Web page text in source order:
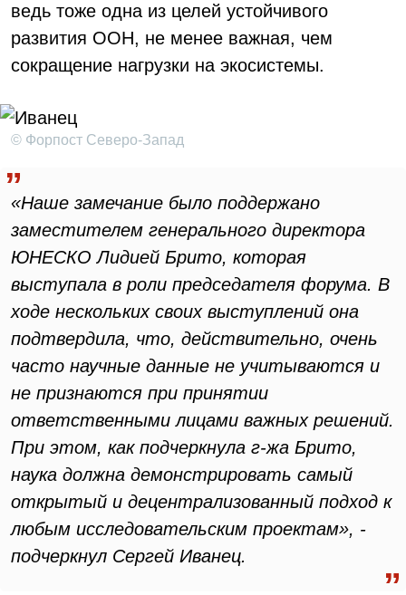
ведь тоже одна из целей устойчивого
развития ООН, не менее важная, чем
сокращение нагрузки на экосистемы.
© Форпост Северо-Запад
«Наше замечание было поддержано
заместителем генерального директора
ЮНЕСКО Лидией Брито, которая
выступала в роли председателя форума. В
ходе нескольких своих выступлений она
подтвердила, что, действительно, очень
часто научные данные не учитываются и
не признаются при принятии
ответственными лицами важных решений.
При этом, как подчеркнула г-жа Брито,
наука должна демонстрировать самый
открытый и децентрализованный подход к
любым исследовательским проектам», -
подчеркнул Сергей Иванец.